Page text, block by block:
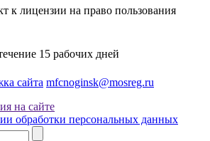
к лицензии на право пользования
15 рабочих дней
сайта mfcnoginsk@mosreg.ru
на сайте
обработки персональных данных